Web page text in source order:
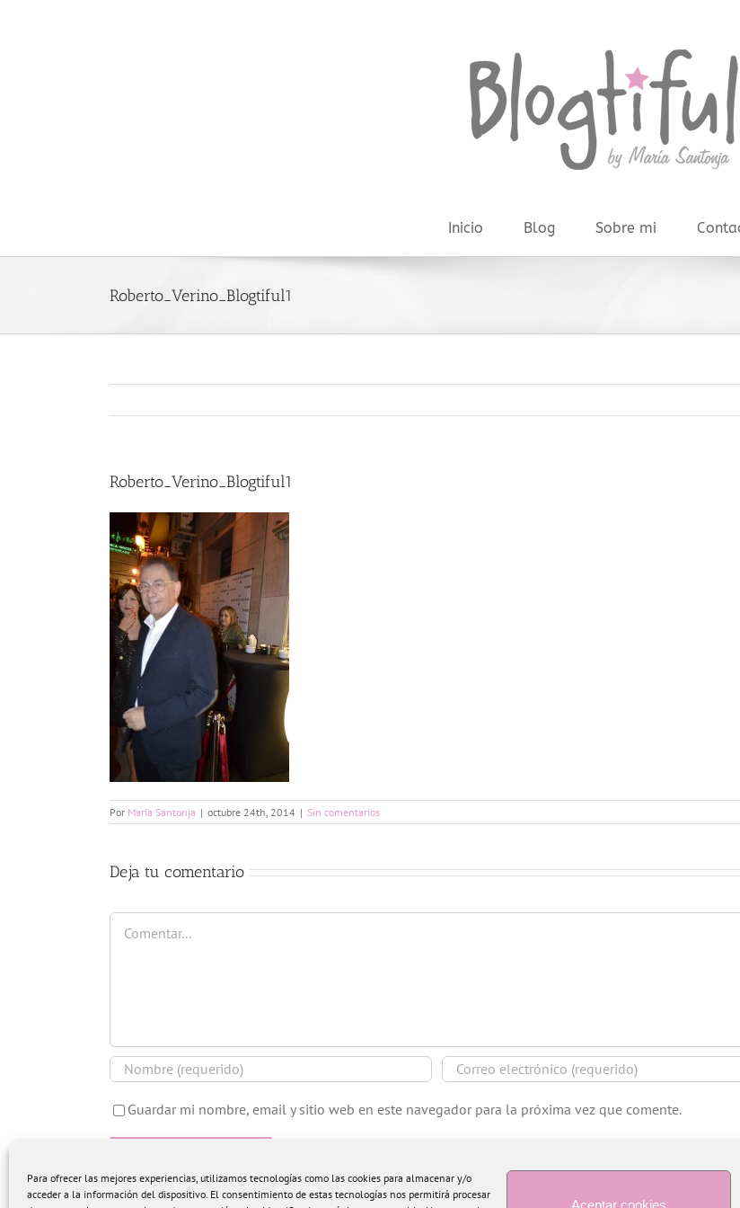
Para ofrecer las mejores experiencias, utilizamos tecnologías como las cookies para almacenar y/o
acceder a la información del dispositivo. El consentimiento de estas tecnologías nos permitirá procesar
Aceptar cookies
Inicio Blog Sobre mi
Roberto_Verino_Blogtiful1
Roberto_Verino_Blogtiful1
Por Maria Santonja | octubre 24th, 2014 | Sin comentarios
Deja tu comentario
Comentar
Guardar mi nombre, email y sitio web en este navegador para la próxima vez que comente.